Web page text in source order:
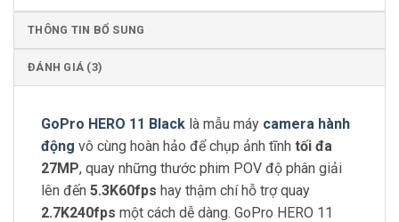
THÔNG TIN BỔ SUNG
ĐÁNH GIÁ (3)
GoPro HERO 11 Black là mẫu máy camera hành
động vô cùng hoàn hảo để chụp ảnh tĩnh tối đa
27MP, quay những thước phim POV độ phân giải
lên đến 5.3K60fps hay thậm chí hỗ trợ quay
2.7K240fps một cách dễ dàng. GoPro HERO 11